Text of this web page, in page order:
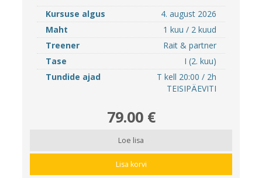
Kursuse algus
4. august 2026
Maht
1 kuu / 2 kuud
Treener
Rait & partner
Tase
I (2. kuu)
Tundide ajad
T kell 20:00 / 2h
TEISIPÄEVITI
79.00 €
Loe lisa
Lisa korvi